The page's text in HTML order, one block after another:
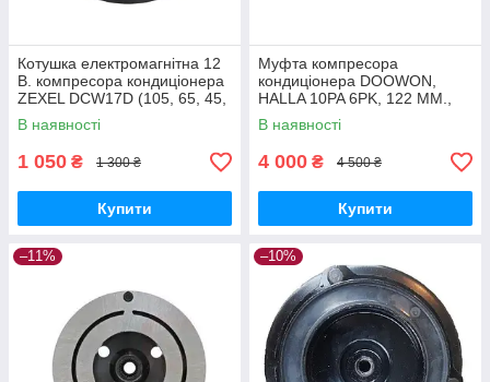
Котушка електромагнітна 12
В. компресора кондиціонера
ZEXEL DCW17D (105, 65, 45,
30) 12V, AUDI KTT030096
В наявності
1 050 ₴ 1 300 ₴
Купити
Муфта компресора
кондиціонера DOOWON,
HALLA 10PA 6PK, 122 MM.,
12V KIA (У зборі)
В наявності
4 000 ₴ 4 500 ₴
Купити
–11% –10%